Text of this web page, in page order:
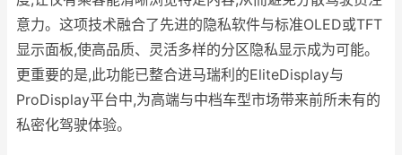
意力。这项技术融合了先进的隐私软件与标准OLED或TFT
显示面板,使高品质、灵活多样的分区隐私显示成为可能。
更重要的是,此功能已整合进马瑞利的EliteDisplay与
ProDisplay平台中,为高端与中档车型市场带来前所未有的
私密化驾驶体验。